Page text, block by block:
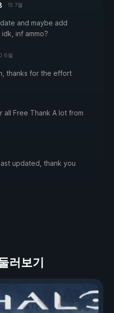
15 7월
and maybe add
inf ammo?
6월
thanks for the effort
all Free Thank A lot from
updated, thank you
러보기